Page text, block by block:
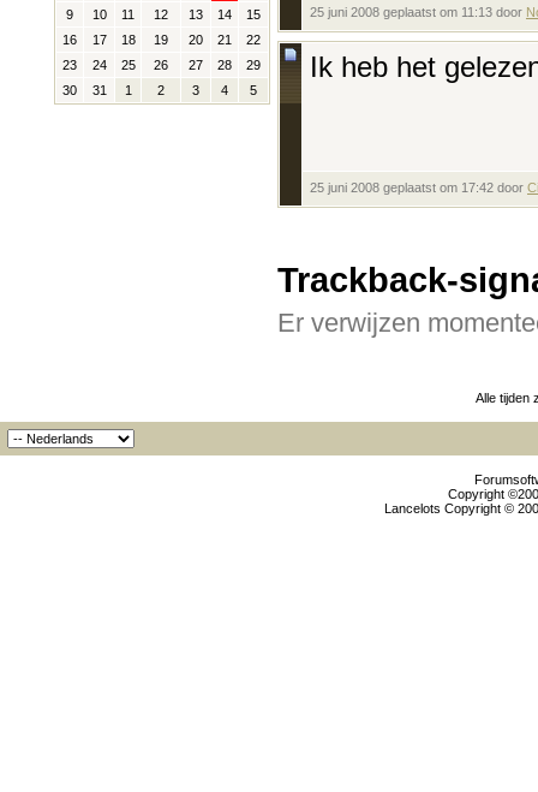
25 juni 2008 geplaatst om 11:13 door
Ik heb het
25 juni 2008 geplaatst om 17:42 door
Trackback-
Er verwijzen
9
10 11 12 13 14
15
16
17 18 19 20 21
22
23
24 25 26 27 28
29
30
31 1 2 3 4 5
Alle tijden
Copyright
Lancelots Copyright ©